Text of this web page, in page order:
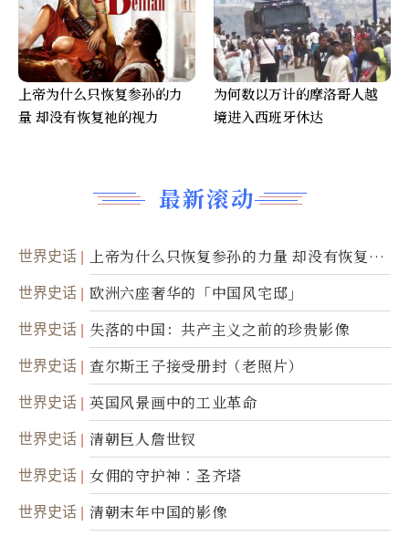
最新滚动
世界史话
上帝为什么只恢复参孙的力量 却没有恢复祂
的视力
世界史话 欧洲六座奢华的「中国风宅邸」
世界史话 失落的中国：共产主义之前的珍贵影像
世界史话 查尔斯王子接受册封（老照片）
世界史话 英国风景画中的工业革命
世界史话 清朝巨人詹世钗
世界史话 女佣的守护神︰圣齐塔
世界史话 清朝末年中国的影像
上帝为什么只恢复参孙的力
量 却没有恢复祂的视力
为何数以万计的摩洛哥人越
境进入西班牙休达